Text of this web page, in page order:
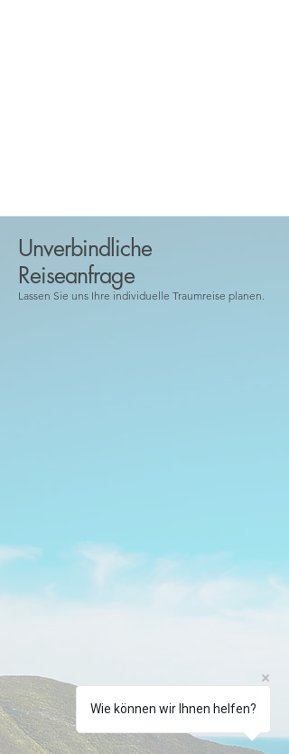
Unverbindliche
Reiseanfrage
Lassen Sie uns Ihre individuelle Traumreise planen.
Wie können wir Ihnen helfen?